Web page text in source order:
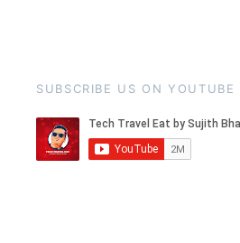
SUBSCRIBE US ON YOUTUBE